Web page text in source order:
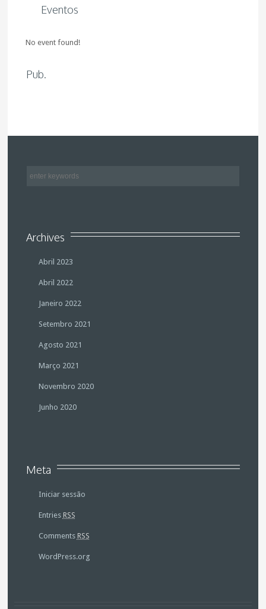
Eventos
No event found!
Pub.
Archives
Abril 2023
Abril 2022
Janeiro 2022
Setembro 2021
Agosto 2021
Março 2021
Novembro 2020
Junho 2020
Meta
Iniciar sessão
Entries RSS
Comments RSS
WordPress.org